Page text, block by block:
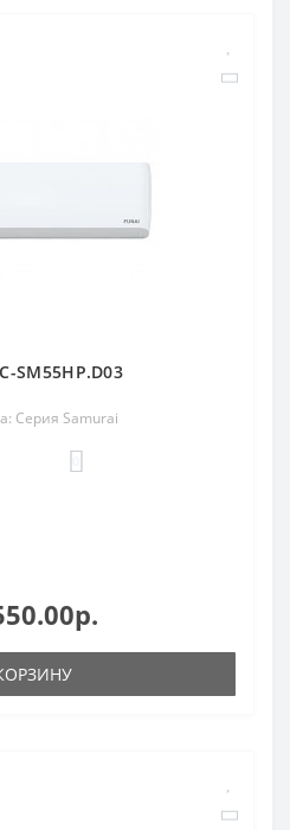
SM55HP.D03
Серия Samurai